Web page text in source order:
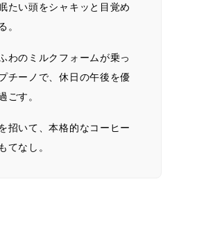
たい頭をシャキッと目覚め
。
わのミルクフォームが乗っ
チーノで、休日の午後を優
ごす。
招いて、本格的なコーヒー
てなし。